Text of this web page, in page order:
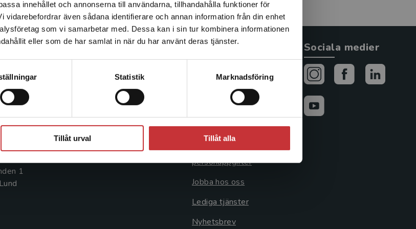
innehållet och annonserna till användarna, tillhandahålla funktioner för
även sådana identifierare och annan information från din enhet
som vi samarbetar med. Dessa kan i sin tur kombinera informationen
eller som de har samlat in när du har använt deras tjänster.
Statistik Marknadsföring
Tillåt urval Tillåt alla
som att du besöker studentlitteratur.se via en
Sverige. Vi erbjuder inte leveranser utanför
att kunna slutföra ett köp måste
vara i Sverige.Läs mer
oss
20 00
1
Kundservice
046-31 21 00
Köpvillkor
Systemkrav
Allmänna länkar
Avtal och rättigheter
Cookieinställningar
GDPR och
personuppgifter
Jobba hos oss
Lediga tjänster
Nyhetsbrev
Sociala medier